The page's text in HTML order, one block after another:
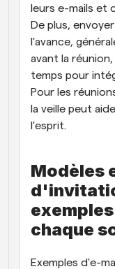
leurs e-mails et
De plus,
l'avance,
avant la
temps pour
Pour les
la veille peut
l'esprit.
Modèles
chaque
Exemples d'e-